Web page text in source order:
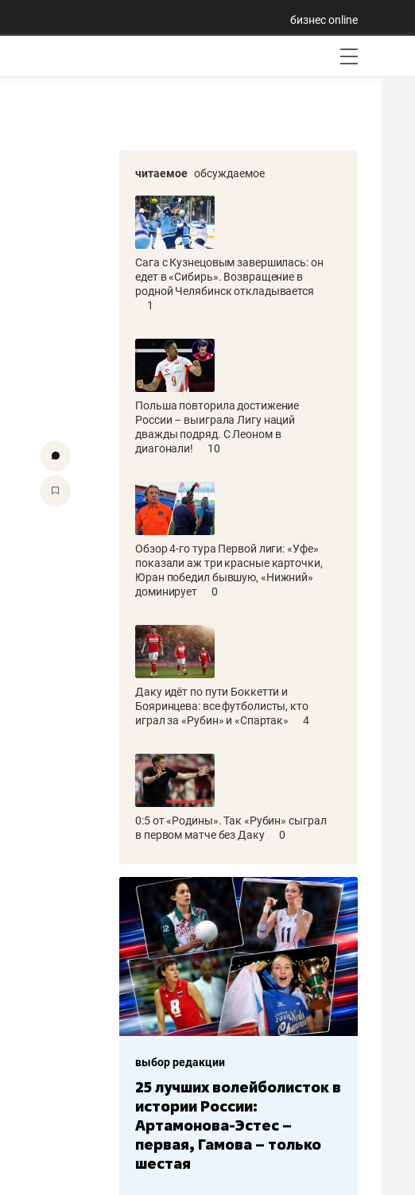
бизнес online
читаемое обсуждаемое
Сага с Кузнецовым завершилась: он
едет в «Сибирь». Возвращение в
родной Челябинск откладывается
1
Польша повторила достижение
России – выиграла Лигу наций
дважды подряд. С Леоном в
диагонали!
10
Обзор 4-го тура Первой лиги: «Уфе»
показали аж три красные карточки,
Юран победил бывшую, «Нижний»
доминирует
0
Даку идёт по пути Боккетти и
Бояринцева: все футболисты, кто
играл за «Рубин» и «Спартак»
4
0:5 от «Родины». Так «Рубин» сыграл
в первом матче без Даку
0
выбор редакции
Бюджеты клубов КХЛ: СКА
– главный мажор, «Ак
Барс» – второй, «Салават
Юлаев» – середняк